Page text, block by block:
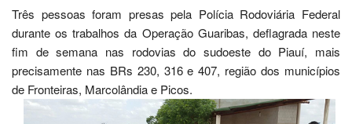
Três pessoas foram presas pela Polícia Rodoviária Federal
durante os trabalhos da Operação Guaribas, deflagrada neste
fim de semana nas rodovias do sudoeste do Piauí, mais
precisamente nas BRs 230, 316 e 407, região dos municípios
de Fronteiras, Marcolândia e Picos.